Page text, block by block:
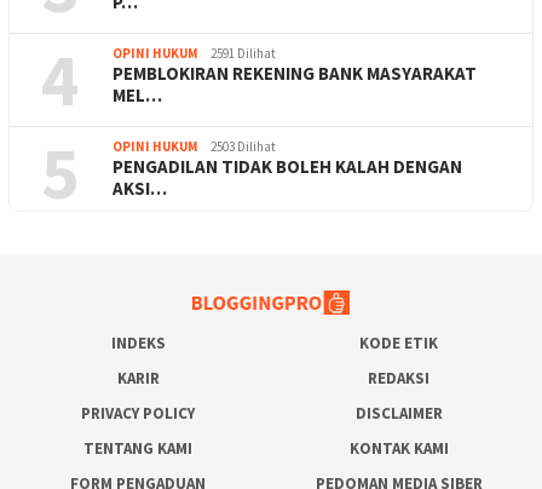
4 OPINI HUKUM 2591 Dilihat
PEMBLOKIRAN REKENING BANK MASYARAKAT
MEL…
5 OPINI HUKUM 2503 Dilihat
PENGADILAN TIDAK BOLEH KALAH DENGAN
AKSI…
INDEKS
KODE ETIK
KARIR
REDAKSI
PRIVACY POLICY
DISCLAIMER
TENTANG KAMI
KONTAK KAMI
FORM PENGADUAN
PEDOMAN MEDIA SIBER